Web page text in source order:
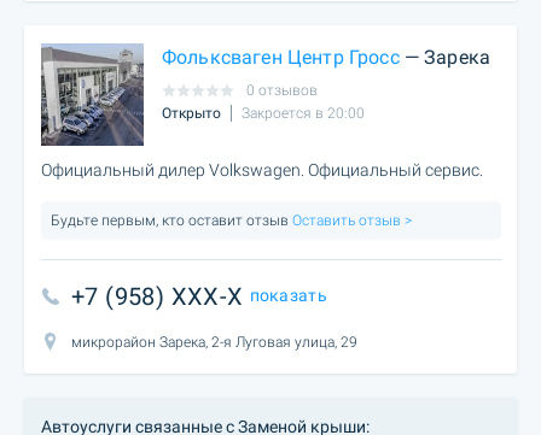
Фольксваген Центр Гросс— Зарека
0 отзывов
Открыто
Закроется в 20:00
Официальный дилер Volkswagen. Официальный сервис.
Будьте первым, кто оставит отзыв Оставить отзыв >
+7 (958) XXX-X показать
микрорайон Зарека, 2-я Луговая улица, 29
Автоуслуги связанные с Заменой крыши: